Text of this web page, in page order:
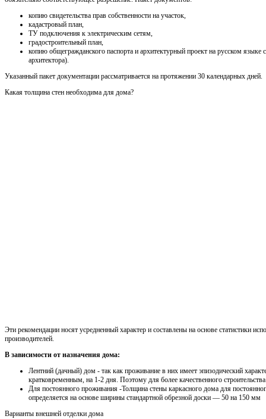
копию свидетельства прав собственности на участок,
кадастровый план,
ТУ подключения к электрическим сетям,
градостроительный план,
копию общегражданского паспорта и архитектурный проект на русском
архитектора).
Указанный пакет документации рассматривается на протяжении 30 календарных дней.
Какая толщина стен необходима для дома?
Эти рекомендации носят усредненный характер и составлены на основе статистики
производителей.
В зависимости от назначения дома:
Лентний (дачный) дом - так как проживание в них имеет эпизодический
кратковременным, на 1-2 дня. Поэтому для более качественного
Для постоянного проживания -Толщина стены каркасного дома для
определяется на основе ширины стандартной обрезной доски — 50 на 150 мм
Варианты внешней отделки дома